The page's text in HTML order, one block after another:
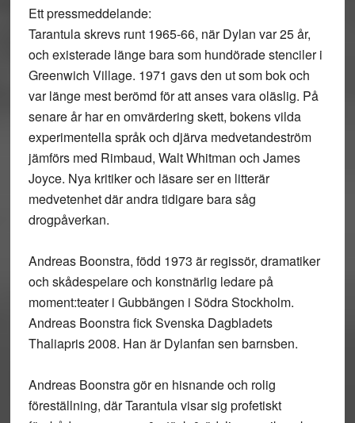
Ett pressmeddelande:
Tarantula skrevs runt 1965-66, när Dylan var 25 år,
och existerade länge bara som hundörade stenciler i
Greenwich Village. 1971 gavs den ut som bok och
var länge mest berömd för att anses vara oläslig. På
senare år har en omvärdering skett, bokens vilda
experimentella språk och djärva medvetandeström
jämförs med Rimbaud, Walt Whitman och James
Joyce. Nya kritiker och läsare ser en litterär
medvetenhet där andra tidigare bara såg
drogpåverkan.
Andreas Boonstra, född 1973 är regissör, dramatiker
och skådespelare och konstnärlig ledare på
moment:teater i Gubbängen i Södra Stockholm.
Andreas Boonstra fick Svenska Dagbladets
Thaliapris 2008. Han är Dylanfan sen barnsben.
Andreas Boonstra gör en hisnande och rolig
föreställning, där Tarantula visar sig profetiskt